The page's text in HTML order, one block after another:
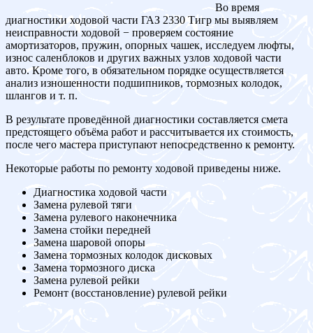
Во время
диагностики ходовой части ГАЗ 2330 Тигр мы выявляем
неисправности ходовой − проверяем состояние
амортизаторов, пружин, опорных чашек, исследуем люфты,
износ саленблоков и других важных узлов ходовой части
авто. Кроме того, в обязательном порядке осуществляется
анализ изношенности подшипников, тормозных колодок,
шлангов и т. п.
В результате проведённой диагностики составляется смета
предстоящего объёма работ и рассчитывается их стоимость,
после чего мастера приступают непосредственно к ремонту.
Некоторые работы по ремонту ходовой приведены ниже.
Диагностика ходовой части
Замена рулевой тяги
Замена рулевого наконечника
Замена стойки передней
Замена шаровой опоры
Замена тормозных колодок дисковых
Замена тормозного диска
Замена рулевой рейки
Ремонт (восстановление) рулевой рейки